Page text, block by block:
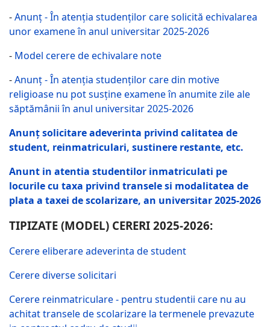
-Anunț - În atenția studenților care solicită echivalarea
unor examene în anul universitar 2025-2026
- Model cerere de echivalare note
-Anunț - În atenția studenților care din motive
religioase nu pot susține examene în anumite zile ale
săptămânii în anul universitar 2025-2026
Anunț solicitare adeverinta privind calitatea de
student, reinmatriculari, sustinere restante, etc.
Anunt in atentia studentilor inmatriculati pe
locurile cu taxa privind transele si modalitatea de
plata a taxei de scolarizare, an universitar 2025-2026
TIPIZATE (MODEL) CERERI 2025-2026:
Cerere eliberare adeverinta de student
Cerere diverse solicitari
Cerere reinmatriculare - pentru studentii care nu au
achitat transele de scolarizare la termenele prevazute